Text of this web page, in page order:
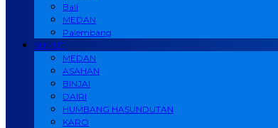
Bali
MEDAN
Palembang
SUMUT
MEDAN
ASAHAN
BINJAI
DAIRI
HUMBANG HASUNDUTAN
KARO